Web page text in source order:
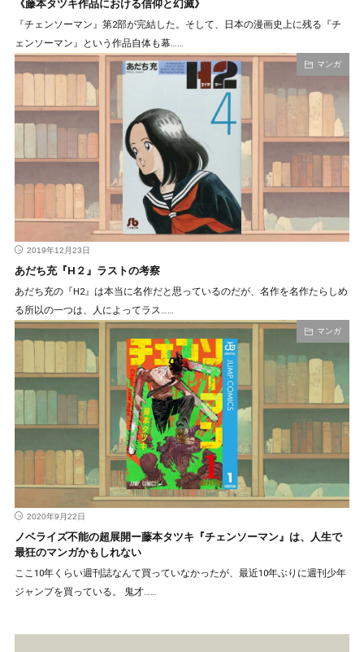
《藤本タツキ作品における信仰と幻滅》
『チェンソーマン』第2部が完結した。そして、日本の漫画史上に残る『チ
ェンソーマン』という作品自体も幕……
マンガ
2019年12月23日
あだち充『H２』ラストの考察
あだち充の『H2』は本当に名作だと思っているのだが、名作を名作たらしめ
る所以の一つは、人によってラス……
マンガ
2020年9月22日
ノベライズ不能の超展開ー藤本タツキ『チェンソーマン』は、人生で
最狂のマンガかもしれない
ここ10年くらい週刊誌なんて買っていなかったが、最近10年ぶりに週刊少年
ジャンプを買っている。 鬼才……